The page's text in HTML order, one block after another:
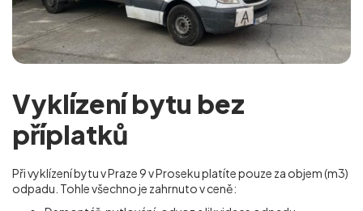
Vyklízení bytu bez
příplatků
Při vyklízení bytu v Praze 9 v Proseku platíte pouze za objem (m3)
odpadu. Tohle všechno je zahrnuto v ceně: